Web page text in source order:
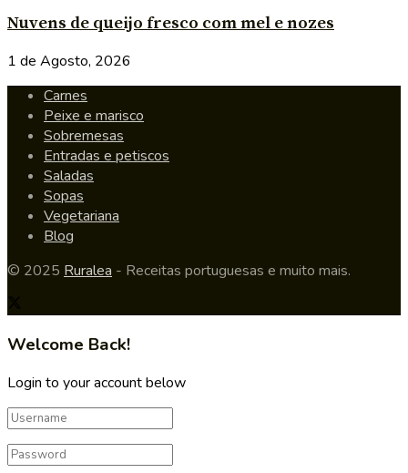
Nuvens de queijo fresco com mel e nozes
1 de Agosto, 2026
Carnes
Peixe e marisco
Sobremesas
Entradas e petiscos
Saladas
Sopas
Vegetariana
Blog
© 2025 Ruralea - Receitas portuguesas e muito mais.
Welcome Back!
Login to your account below